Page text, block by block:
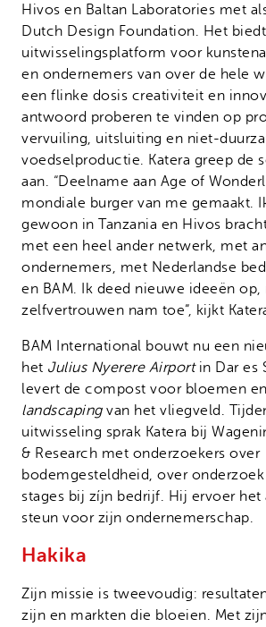
Hivos en Baltan Laboratories met
Dutch Design Foundation. Het
uitwisselingsplatform voor
en ondernemers van over de hele
een flinke dosis creativiteit en
antwoord proberen te vinden op
vervuiling, uitsluiting en niet-
voedselproductie. Katera greep de
aan. “Deelname aan Age of
mondiale burger van me gemaakt.
gewoon in Tanzania en Hivos
met een heel ander netwerk, met
ondernemers, met Nederlandse
en BAM. Ik deed nieuwe ideeën
zelfvertrouwen nam toe”, kijkt
BAM International bouwt nu een
het Julius Nyerere Airportin Dar es
levert de compost voor bloemen
landscapingvan het vliegveld.
uitwisseling sprak Katera bij
& Research met onderzoekers over
bodemgesteldheid, over
stages bij zíjn bedrijf. Hij ervoer het
steun voor zijn ondernemerschap.
Hakika
Zijn missie is tweevoudig:
zijn en markten die bloeien. Met